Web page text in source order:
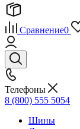
Сравнение0
Телефоны
8 (800) 555 5054
Шины